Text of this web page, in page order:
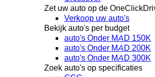
Zet uw auto op de
Verkoop uw auto's
Bekijk auto's per budget
auto's Onder MAD 150K
auto's Onder MAD 200K
auto's Onder MAD 300K
Zoek auto's op specificaties